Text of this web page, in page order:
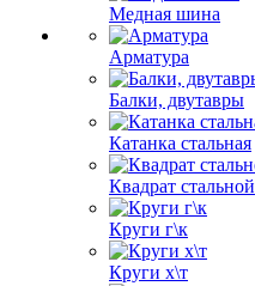
Медная шина
Арматура
Балки, двутавры
Катанка стальная
Квадрат стальной
Круги г\к
Круги х\т